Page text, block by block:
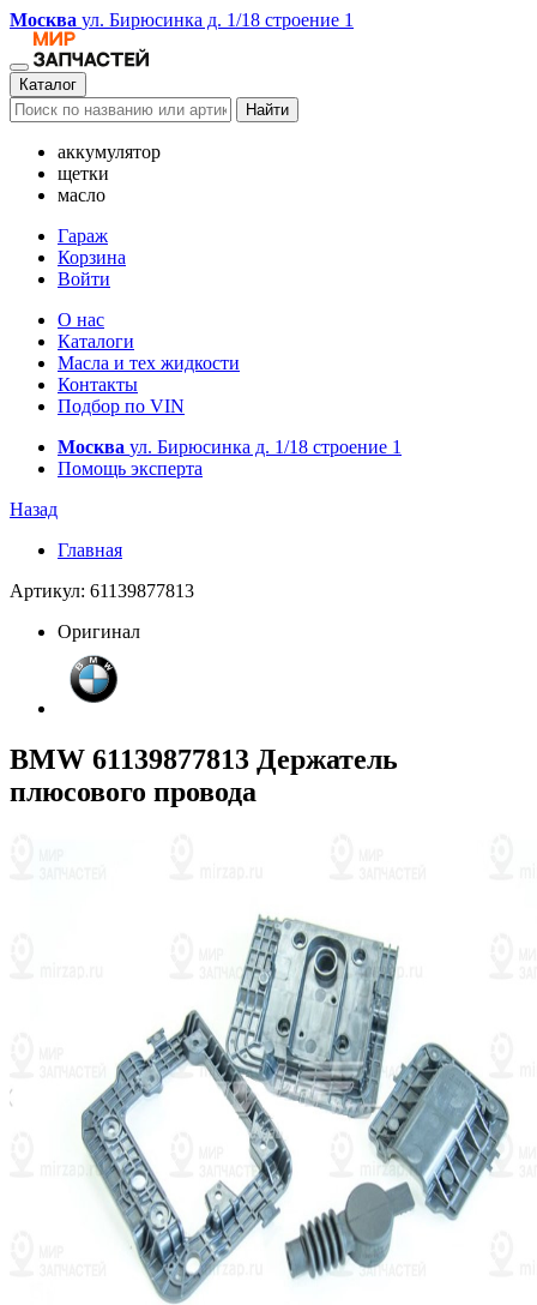
Москва ул. Бирюсинка д. 1/18 строение 1
Каталог
Найти
аккумулятор
щетки
масло
Гараж
Корзина
Войти
О нас
Каталоги
Масла и тех жидкости
Контакты
Подбор по VIN
Москва ул. Бирюсинка д. 1/18 строение 1
Помощь эксперта
Назад
Главная
Артикул: 61139877813
Оригинал
BMW 61139877813 Держатель
плюсового провода